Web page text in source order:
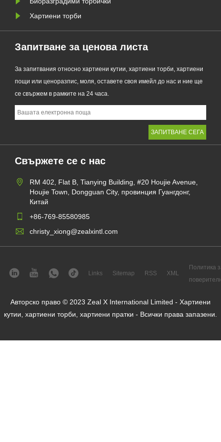
Хартиени торби
Запитване за ценова листа
За запитвания относно хартиени кутии, хартиени торби, хартиени
пощи или ценоразпис, моля, оставете своя имейл до нас и ние ще
се свържем в рамките на 24 часа.
Свържете се с нас
RM 402, Flat B, Tianying Building, #20 Houjie Avenue,
Houjie Town, Dongguan City, провинция Гуангдонг,
Китай
+86-769-85580985
christy_xiong@zealxintl.com
Links Sitemap RSS XML
Политика
Авторско право © 2023 Zeal X International Limited - Хартиени
кутии, хартиени торби, хартиени пратки - Всички права запазени.